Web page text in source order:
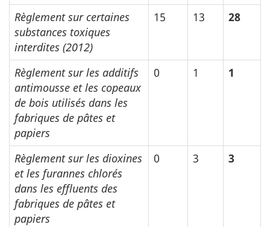
Règlement sur certaines
substances toxiques
interdites (2012)
15 13 28
Règlement sur les additifs
antimousse et les copeaux
de bois utilisés dans les
fabriques de pâtes et
papiers
0 1 1
Règlement sur les dioxines
et les furannes chlorés
dans les effluents des
fabriques de pâtes et
papiers
0 3 3